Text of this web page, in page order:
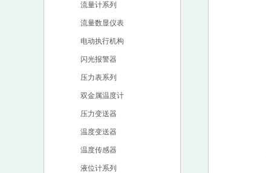
流量计系列
流量数显仪表
电动执行机构
闪光报警器
压力表系列
双金属温度计
压力变送器
温度变送器
温度传感器
液位计系列